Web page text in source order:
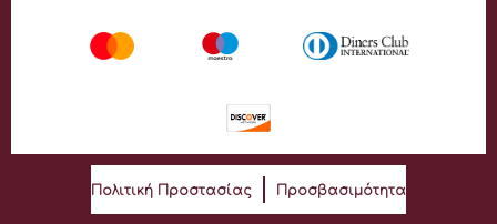
Πολιτική Προστασίας Προσβασιμότητα